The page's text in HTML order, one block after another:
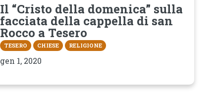
Il “Cristo della domenica” sulla
facciata della cappella di san
Rocco a Tesero
TESERO CHIESE RELIGIONE
gen 1, 2020